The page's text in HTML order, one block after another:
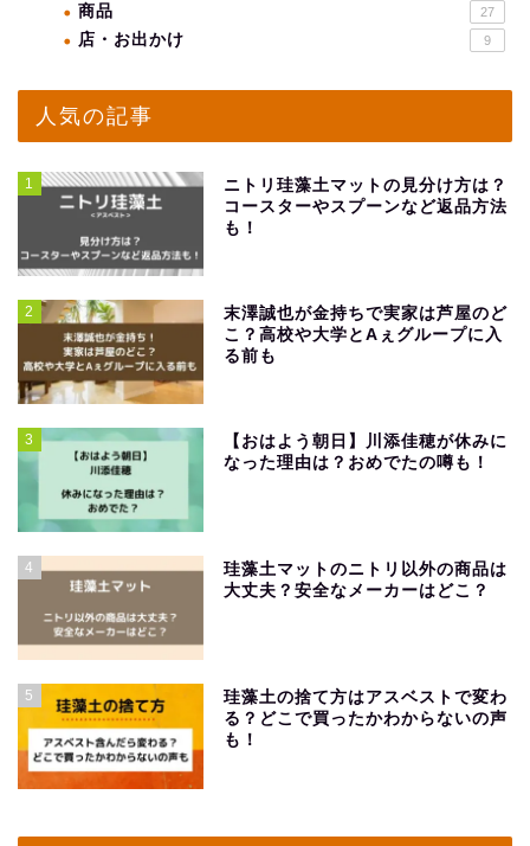
商品 27
店・お出かけ 9
人気の記事
1
ニトリ珪藻土マットの見分け方は？
コースターやスプーンなど返品方法
も！
2
末澤誠也が金持ちで実家は芦屋のど
こ？高校や大学とAぇグループに入
る前も
3
【おはよう朝日】川添佳穂が休みに
なった理由は？おめでたの噂も！
4
珪藻土マットのニトリ以外の商品は
大丈夫？安全なメーカーはどこ？
5
珪藻土の捨て方はアスベストで変わ
る？どこで買ったかわからないの声
も！